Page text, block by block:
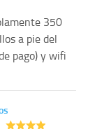
350
a pie del
pago) y wifi